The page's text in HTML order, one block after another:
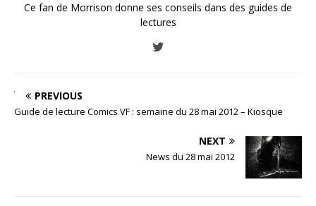
Ce fan de Morrison donne ses conseils dans des guides de
lectures
PREVIOUS
Guide de lecture Comics VF : semaine du 28 mai 2012 – Kiosque
NEXT
News du 28 mai 2012